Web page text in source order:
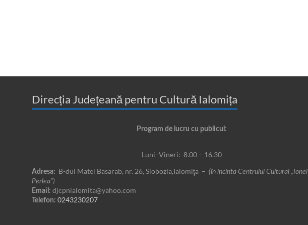
Direcția Județeană pentru Cultură Ialomița
Program de lucru cu publicul:
Luni–Vineri: 8.00 – 16.30
Adresa: B-dul Matei Basarab, nr. 26, Slobozia,Ialomiţa – (în incinta Centrului Cultural „Ionel
Perlea”)
Email: djcpnialomita@yahoo.com
Telefon: 0243230207